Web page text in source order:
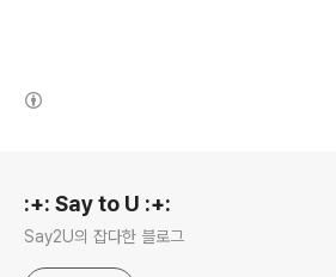
:+: Say to U :+:
Say2U의 잡다한 블로그